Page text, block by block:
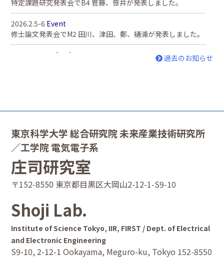
特定課題研究発表会でB4 菅藤、笹井が発表しました。
2026.2.5-6 Event
修士論文発表会でM2 田川、津田、鄭、樋浦が発表しました。
2026.4.13-14
Conference
in Ottawaの国際会議で庄司准教授が招待講
2026.1.13-15Conference
レーザー学会学術講演会第46回年次大会
ムで庄司准教授が招待講演しました。
2025.12.18News
D1 高木が、 2025年光通信システム研究会奨励賞 を受賞しまし
2025.12.11-12
Photonic Device Workshop (PDW) 2025 ＠機械振興会館で
M2 田川、樋浦がポスター発表しました。
田川がBest Student Poster Awardを受賞しました!
過去のお知らせ
東京科学大学 総合研究院 未来産業技術研究所
／工学院 電気電子系
庄司研究室
〒152-8550 東京都目黒区大岡山2-12-1-S9-10
Shoji Lab.
Institute of Science Tokyo, IIR, FIRST / Dept. of Electrical
and Electronic Engineering
S9-10, 2-12-1 Ookayama, Meguro-ku, Tokyo 152-8550